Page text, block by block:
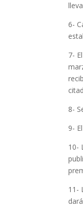
6-
7-
8-
9-
10-
11-